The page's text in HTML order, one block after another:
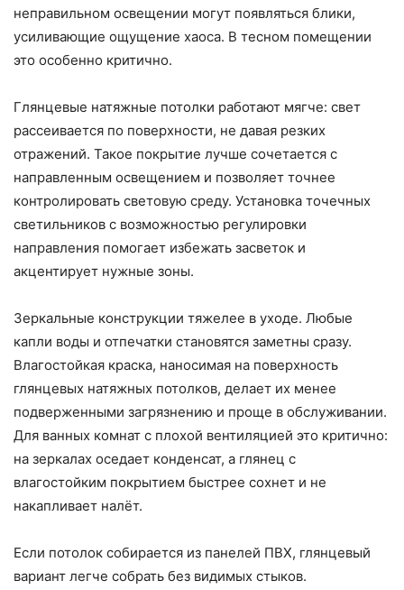
неправильном освещении могут появляться блики,
усиливающие ощущение хаоса. В тесном помещении
это особенно критично.
Глянцевые натяжные потолки работают мягче: свет
рассеивается по поверхности, не давая резких
отражений. Такое покрытие лучше сочетается с
направленным освещением и позволяет точнее
контролировать световую среду. Установка точечных
светильников с возможностью регулировки
направления помогает избежать засветок и
акцентирует нужные зоны.
Зеркальные конструкции тяжелее в уходе. Любые
капли воды и отпечатки становятся заметны сразу.
Влагостойкая краска, наносимая на поверхность
глянцевых натяжных потолков, делает их менее
подверженными загрязнению и проще в обслуживании.
Для ванных комнат с плохой вентиляцией это критично:
на зеркалах оседает конденсат, а глянец с
влагостойким покрытием быстрее сохнет и не
накапливает налёт.
Если потолок собирается из панелей ПВХ, глянцевый
вариант легче собрать без видимых стыков.